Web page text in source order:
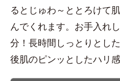
るとじゅわ～ととろけて
んでくれます。お手入れ
分！長時間しっとりとし
後肌のピンッとしたハリ